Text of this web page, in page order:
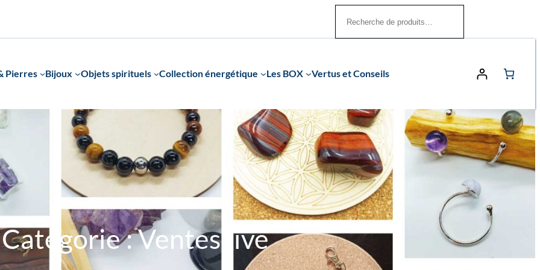
Pierres Bijoux Objets spirituels Collection énergétique Les BOX Vertus et Conseils
Catégorie :Ventes live